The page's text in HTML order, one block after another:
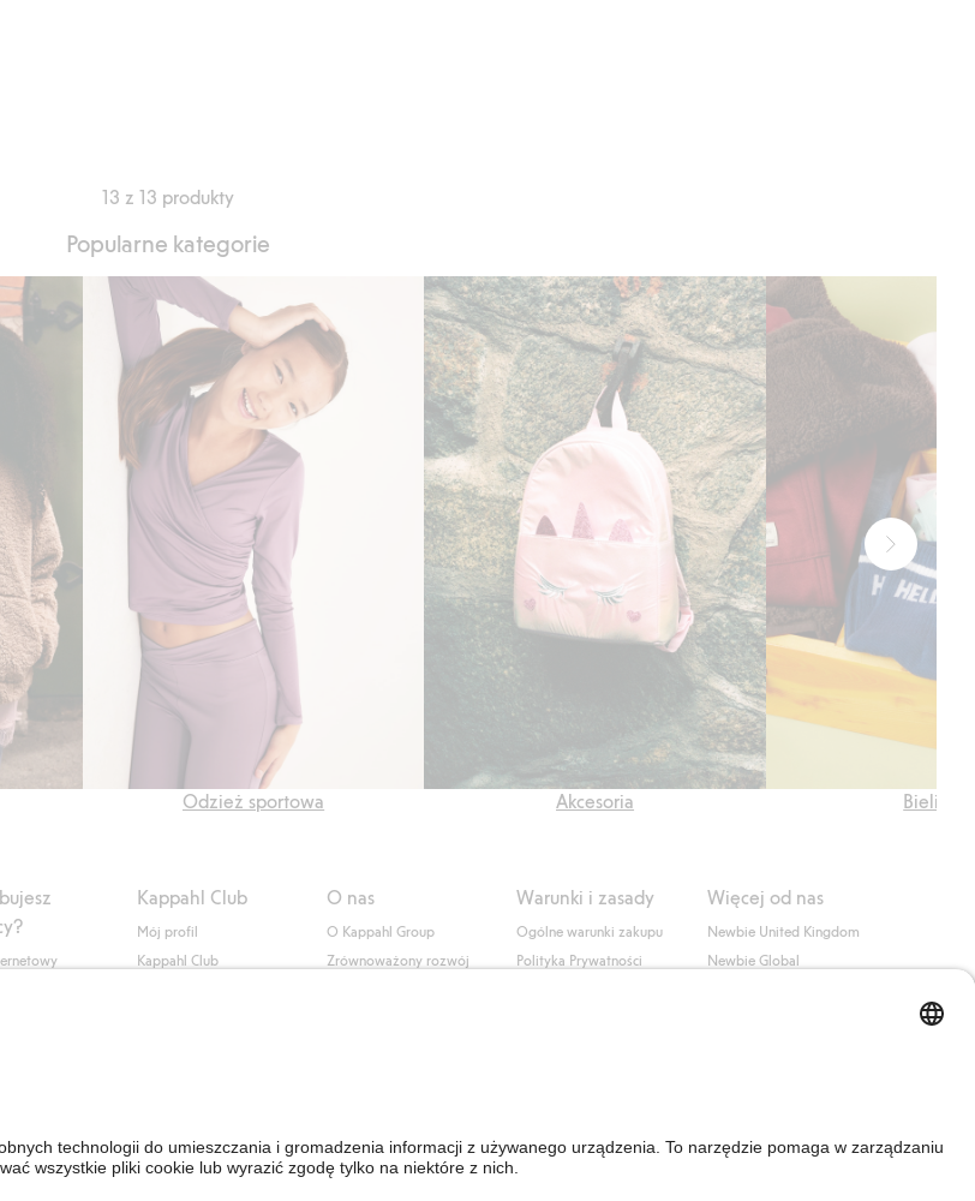
13 z 13 produkty
Popularne kategorie
Odzież sportowa Akcesoria Bielizna
Styling
umowy
Kappahl Club
Mój profil
Kappahl Club
O nas
O Kappahl Group
Zrównoważony rozwój
Warunki i zasady
Ogólne warunki zakupu
Polityka Prywatności
Więcej od nas
Newbie United Kingdom
Newbie Global